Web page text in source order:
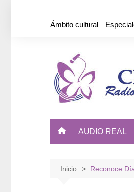
Ámbito cultural
AUDIO REAL
Inicio Reconoce